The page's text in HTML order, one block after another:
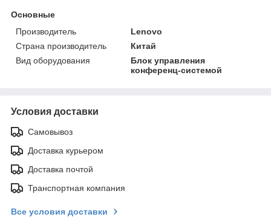
Основные
Производитель
Lenovo
Страна производитель
Китай
Вид оборудования
Блок управления
конференц-системой
Условия доставки
Самовывоз
Доставка курьером
Доставка почтой
Транспортная компания
Все условия доставки